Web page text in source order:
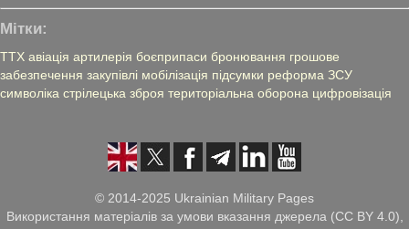
Мітки:
ТТХ авіація артилерія боєприпаси бронювання грошове
забезпечення закупівлі мобілізація підсумки реформа ЗСУ
символіка стрілецька зброя територіальна оборона цифровізація
© 2014-2025 Ukrainian Military Pages
Використання матеріалів за умови вказання джерела (CC BY 4.0),